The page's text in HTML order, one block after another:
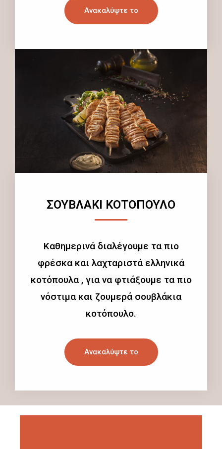
Ανακαλύψτε το
ΣΟΥΒΛΑΚΙ ΚΟΤΟΠΟΥΛΟ
Καθημερινά διαλέγουμε τα πιο
φρέσκα και λαχταριστά ελληνικά
κοτόπουλα , για να φτιάξουμε τα πιο
νόστιμα και ζουμερά σουβλάκια
κοτόπουλο.
Ανακαλύψτε το